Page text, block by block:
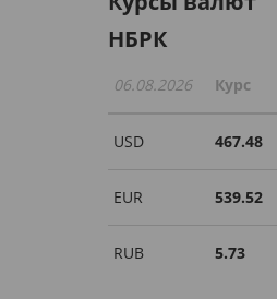
НБРК
06.08.2026 Курс
USD 467.48
EUR 539.52
RUB 5.73